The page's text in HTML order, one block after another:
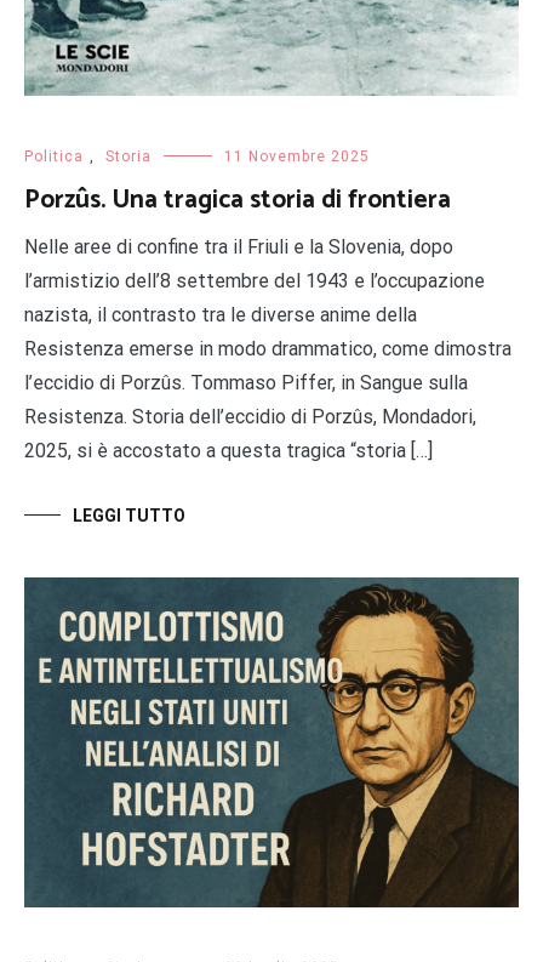
Politica , Storia 11 Novembre 2025
Porzûs. Una tragica storia di frontiera
Nelle aree di confine tra il Friuli e la Slovenia, dopo
l’armistizio dell’8 settembre del 1943 e l’occupazione
nazista, il contrasto tra le diverse anime della
Resistenza emerse in modo drammatico, come dimostra
l’eccidio di Porzûs. Tommaso Piffer, in Sangue sulla
Resistenza. Storia dell’eccidio di Porzûs, Mondadori,
2025, si è accostato a questa tragica “storia […]
LEGGI TUTTO